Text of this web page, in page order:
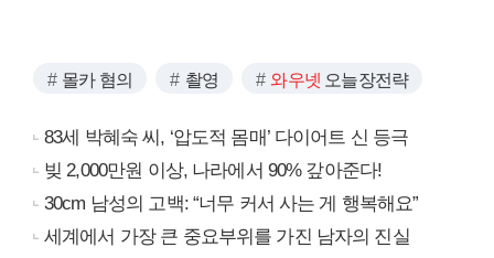
몰카 혐의 촬영 와우넷 오늘장전략
83세 박혜숙 씨, ‘압도적 몸매’ 다이어트 신 등극
빚 2,000만원 이상, 나라에서 90% 갚아준다!
30cm 남성의 고백: “너무 커서 사는 게 행복해요”
세계에서 가장 큰 중요부위를 가진 남자의 진실